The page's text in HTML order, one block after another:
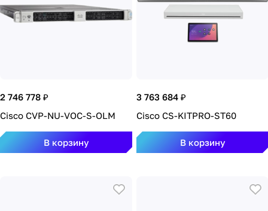
2 746 778 ₽
Cisco CVP-NU-VOC-S-OLM
В корзину
3 763 684 ₽
Cisco CS-KITPRO-ST60
В корзину